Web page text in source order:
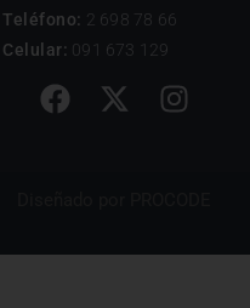
Teléfono: 2 698 78 66
Celular: 091 673 129